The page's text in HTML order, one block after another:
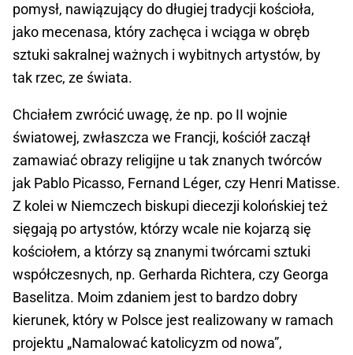
pomysł, nawiązujący do długiej tradycji kościoła,
jako mecenasa, który zachęca i wciąga w obręb
sztuki sakralnej ważnych i wybitnych artystów, by
tak rzec, ze świata.
Chciałem zwrócić uwagę, że np. po II wojnie
światowej, zwłaszcza we Francji, kościół zaczął
zamawiać obrazy religijne u tak znanych twórców
jak Pablo Picasso, Fernand Léger, czy Henri Matisse.
Z kolei w Niemczech biskupi diecezji kolońskiej też
sięgają po artystów, którzy wcale nie kojarzą się
kościołem, a którzy są znanymi twórcami sztuki
współczesnych, np. Gerharda Richtera, czy Georga
Baselitza. Moim zdaniem jest to bardzo dobry
kierunek, który w Polsce jest realizowany w ramach
projektu „Namalować katolicyzm od nowa”,